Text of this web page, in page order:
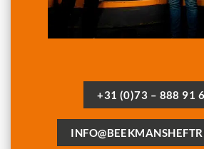
+31 (0)73 – 888 91